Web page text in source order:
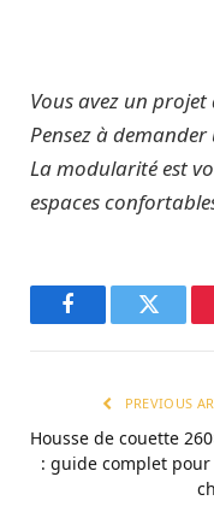
Vous avez un
Pensez à
La modularité est
espaces
FacebookTwitter
PREVIOUS
Housse de couette
: guide complet